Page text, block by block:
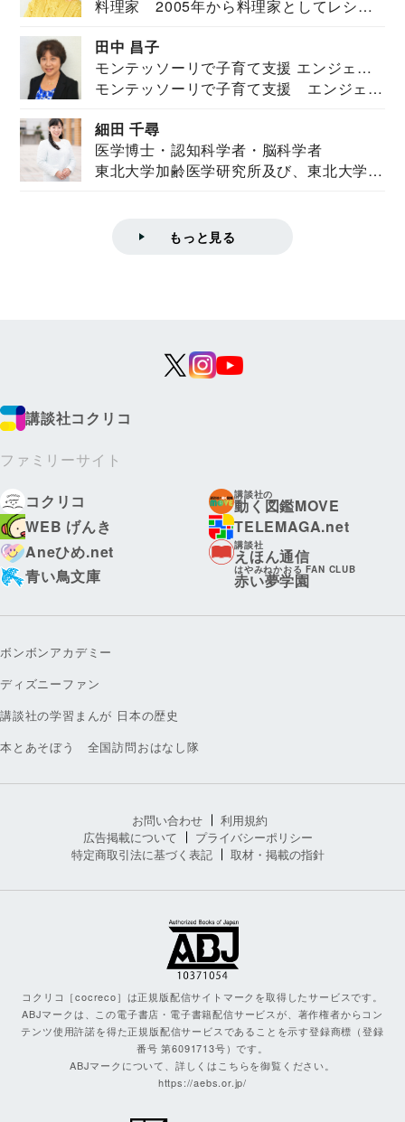
料理家 2005年から料理家としてレシピ
田中 昌子
モンテッソーリで子育て支援 エンジェル
ズハウス研究所所長
モンテッソーリで子育て支援 エンジェル
細田 千尋
医学博士・認知科学者・脳科学者
東北大学加齢医学研究所及び、東北大学大
もっと見る
講談社コクリコ
ファミリーサイト
コクリコ
講談社の
動く図鑑MOVE
WEB げんき
TELEMAGA.net
Aneひめ.net
講談社
えほん通信
青い鳥文庫
はやみねかおる FAN CLUB
赤い夢学園
ボンボンアカデミー
ディズニーファン
講談社の学習まんが 日本の歴史
本とあそぼう 全国訪問おはなし隊
お問い合わせ
利用規約
広告掲載について
プライバシーポリシー
特定商取引法に基づく表記
取材・掲載の指針
コクリコ［cocreco］は正規版配信サイトマークを取得したサービスです。
ABJマークは、この電子書店・電子書籍配信サービスが、著作権者からコン
テンツ使用許諾を得た正規版配信サービスであることを示す登録商標（登録
番号 第6091713号）です。
ABJマークについて、詳しくはこちらを御覧ください。
https://aebs.or.jp/